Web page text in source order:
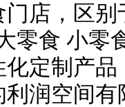
店，区
零食 小零
定制产
润空间有